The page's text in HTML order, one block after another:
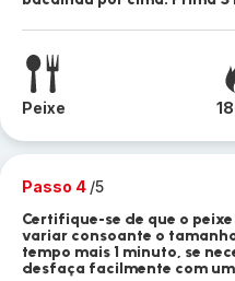
Peixe
Passo 4 /5
Certifique-se de que o
variar consoante o
tempo mais 1 minuto, se
desfaça facilmente com